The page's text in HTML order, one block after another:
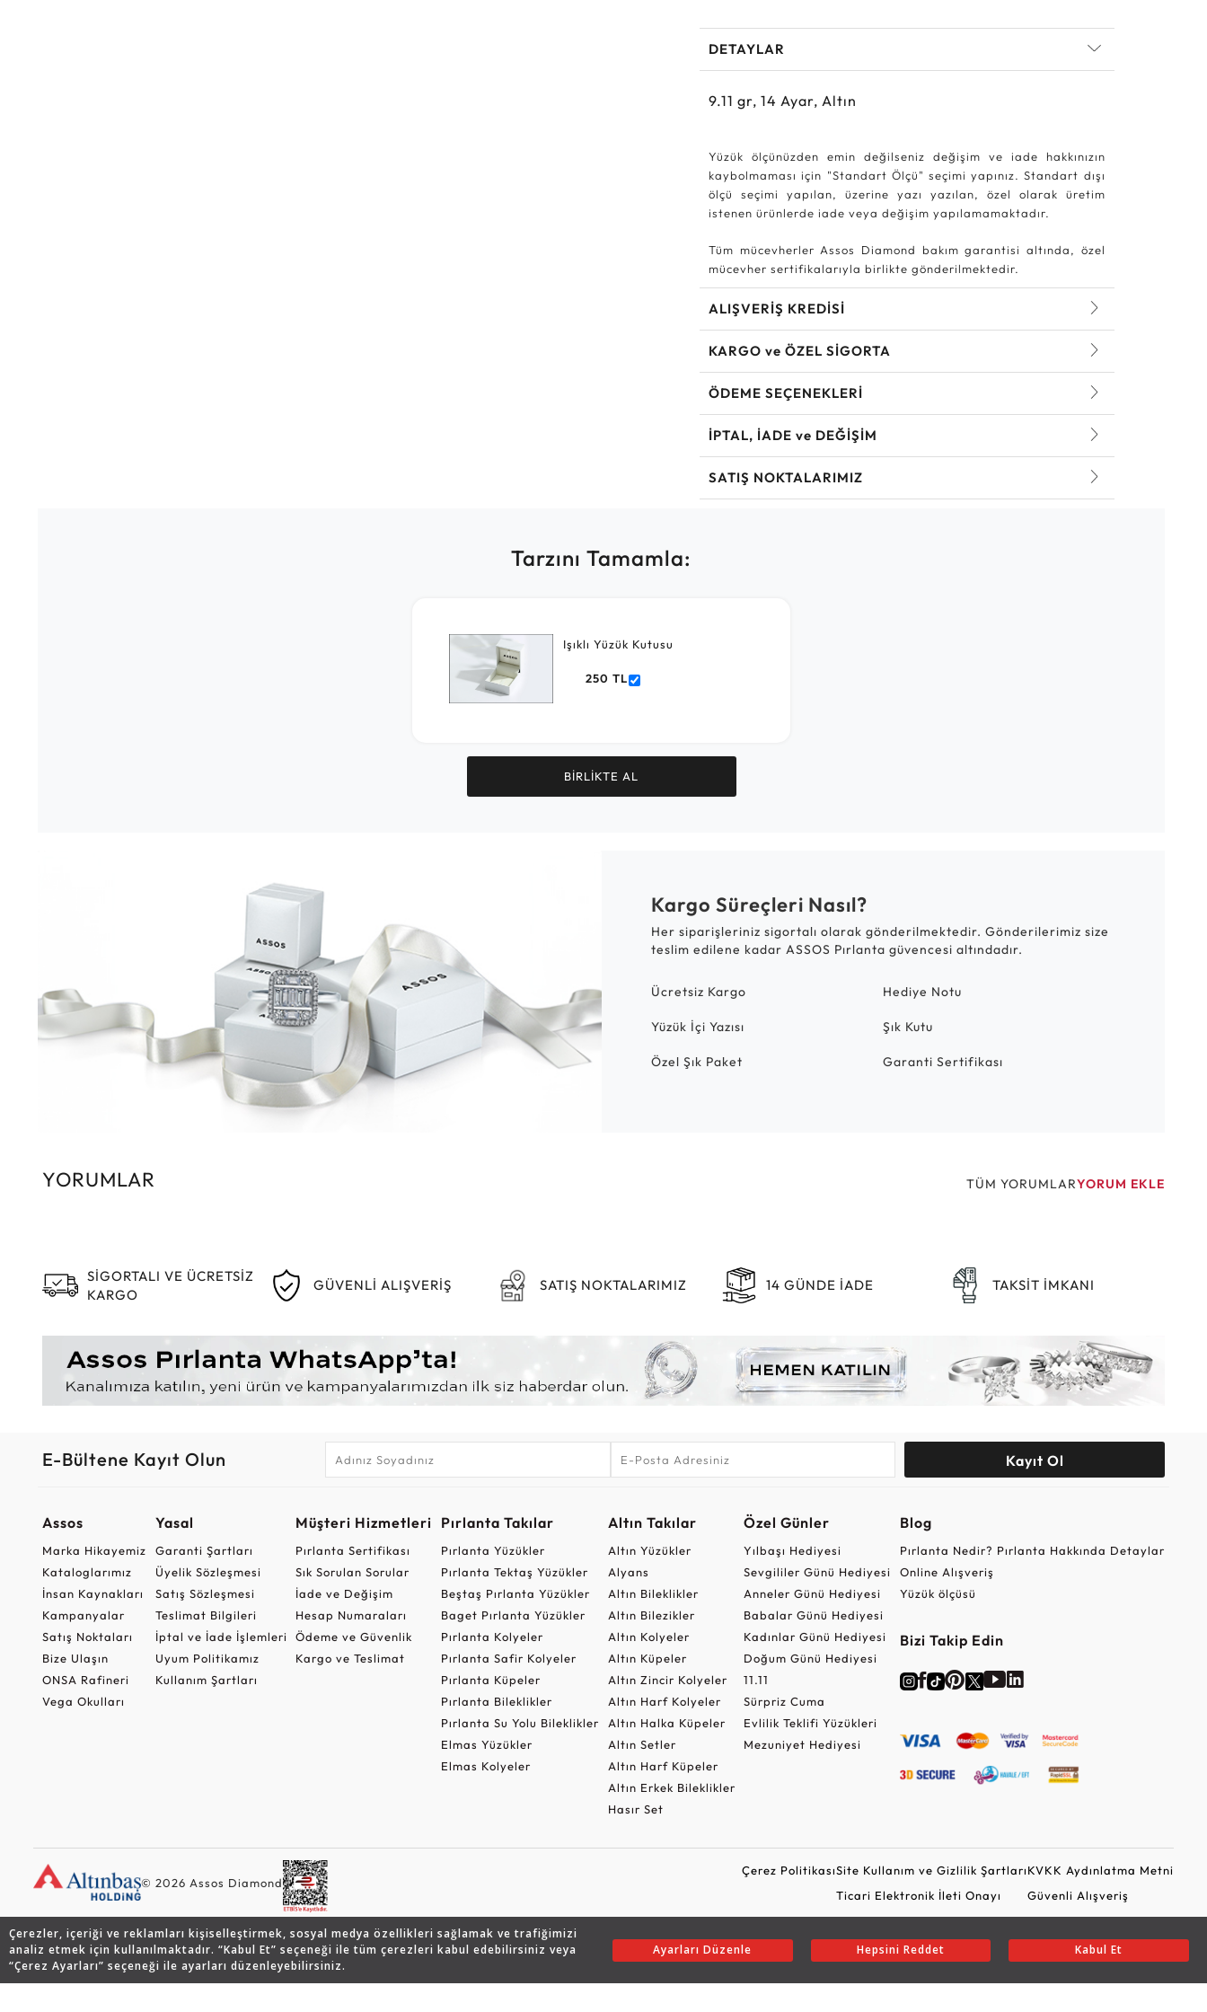
Çerezler, içeriği ve reklamları kişiselleştirmek, sosyal medya özellikleri sağlamak ve trafiğimizi
analiz etmek için kullanılmaktadır. “Kabul Et” seçeneği ile tüm çerezleri kabul edebilirsiniz veya
“Çerez Ayarları” seçeneği ile ayarları düzenleyebilirsiniz.
Ayarları Düzenle Hepsini Reddet Kabul Et
DETAYLAR
9.11gr,14Ayar, Altın
Yüzük ölçünüzden emin değilseniz değişim ve iade hakkınızın
kaybolmaması için "Standart Ölçü" seçimi yapınız. Standart dışı
ölçü seçimi yapılan, üzerine yazı yazılan, özel olarak üretim
istenen ürünlerde iade veya değişim yapılamamaktadır.
Tüm mücevherler Assos Diamond bakım garantisi altında, özel
mücevher sertifikalarıyla birlikte gönderilmektedir.
ALIŞVERİŞ KREDİSİ
KARGO ve ÖZEL SİGORTA
ÖDEME SEÇENEKLERİ
İPTAL, İADE ve DEĞİŞİM
SATIŞ NOKTALARIMIZ
Tarzını Tamamla:
Işıklı Yüzük Kutusu
250 TL
BİRLİKTE AL
Kargo Süreçleri Nasıl?
Her siparişleriniz sigortalı olarak gönderilmektedir. Gönderilerimiz size
teslim edilene kadar ASSOS Pırlanta güvencesi altındadır.
Ücretsiz Kargo Hediye Notu
Yüzük İçi Yazısı Şık Kutu
Özel Şık Paket Garanti Sertifikası
YORUMLAR TÜM YORUMLARYORUM EKLE
SİGORTALI VE ÜCRETSİZ
KARGO
GÜVENLİ ALIŞVERİŞ SATIŞ NOKTALARIMIZ 14 GÜNDE İADE TAKSİT İMKANI
E-Bültene Kayıt Olun Kayıt Ol
Assos
Marka Hikayemiz
Kataloglarımız
İnsan Kaynakları
Kampanyalar
Satış Noktaları
Bize Ulaşın
ONSA Rafineri
Vega Okulları
Yasal
Garanti Şartları
Üyelik Sözleşmesi
Satış Sözleşmesi
Teslimat Bilgileri
İptal ve İade İşlemleri
Uyum Politikamız
Kullanım Şartları
Müşteri Hizmetleri
Pırlanta Sertifikası
Sık Sorulan Sorular
İade ve Değişim
Hesap Numaraları
Ödeme ve Güvenlik
Kargo ve Teslimat
Pırlanta Takılar
Pırlanta Yüzükler
Pırlanta Tektaş Yüzükler
Beştaş Pırlanta Yüzükler
Baget Pırlanta Yüzükler
Pırlanta Kolyeler
Pırlanta Safir Kolyeler
Pırlanta Küpeler
Pırlanta Bileklikler
Pırlanta Su Yolu Bileklikler
Elmas Yüzükler
Elmas Kolyeler
Altın Takılar
Altın Yüzükler
Alyans
Altın Bileklikler
Altın Bilezikler
Altın Kolyeler
Altın Küpeler
Altın Zincir Kolyeler
Altın Harf Kolyeler
Altın Halka Küpeler
Altın Setler
Altın Harf Küpeler
Altın Erkek Bileklikler
Hasır Set
Özel Günler
Yılbaşı Hediyesi
Sevgililer Günü Hediyesi
Anneler Günü Hediyesi
Babalar Günü Hediyesi
Kadınlar Günü Hediyesi
Doğum Günü Hediyesi
11.11
Sürpriz Cuma
Evlilik Teklifi Yüzükleri
Mezuniyet Hediyesi
Blog
Pırlanta Nedir? Pırlanta Hakkında Detaylar
Online Alışveriş
Yüzük ölçüsü
Bizi Takip Edin
© 2026 Assos Diamond
Çerez PolitikasıSite Kullanım ve Gizlilik Şartları
Ticari Elektronik İleti Onayı
KVKK Aydınlatma Metni
Güvenli Alışveriş
Copyright © 2026 Assos Pırlanta - Bu sitenin tüm hakları saklıdır.